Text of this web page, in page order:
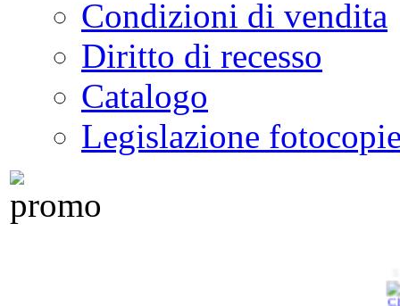
Condizioni di vendita
Diritto di recesso
Catalogo
Legislazione